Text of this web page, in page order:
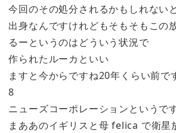
今回のその処分されるかもしれない
出身なんですけれどもそもそもこの
るーというのはどういう状況で
作られたルーカといい
ますと今からですね20年くらい前で
8
ニューズコーポレーションというで
まああのイギリスと母 felica で衛星